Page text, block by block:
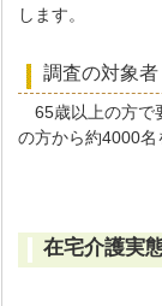
します。
調査の対象者
65歳以上の方で
の方から約4000名
在宅介護実